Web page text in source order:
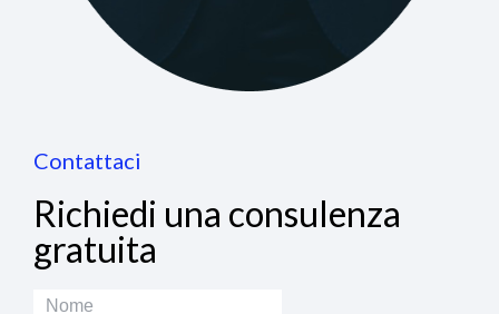
Contattaci
Richiedi una consulenza
gratuita